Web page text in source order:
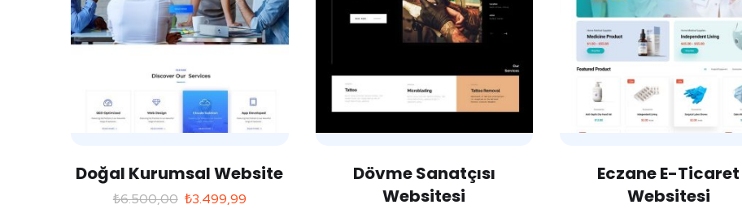
Doğal Kurumsal Website
₺6.500,00 ₺3.499,99
Dövme Sanatçısı
Websitesi
Eczane E-Ticaret
Websitesi